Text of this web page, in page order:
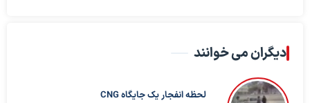
دیگران می خوانند
لحظه انفجار یک جایگاه CNG